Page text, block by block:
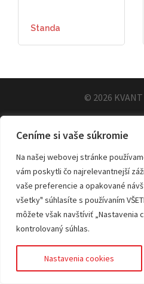
Ceníme si vaše súkromie
Na našej webovej stránke
vám poskytli čo najrelevantnejší
vaše preferencie a opakované
všetky" súhlasíte s používaním
môžete však navštíviť „Nastavenia
kontrolovaný súhlas.
Nastavenia cookies
Standa
© 2026